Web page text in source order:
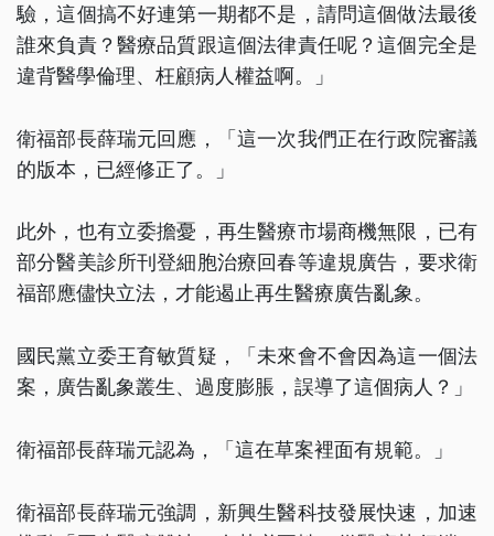
驗，這個搞不好連第一期都不是，請問這個做法最後
誰來負責？醫療品質跟這個法律責任呢？這個完全是
違背醫學倫理、枉顧病人權益啊。」
衛福部長薛瑞元回應，「這一次我們正在行政院審議
的版本，已經修正了。」
此外，也有立委擔憂，再生醫療市場商機無限，已有
部分醫美診所刊登細胞治療回春等違規廣告，要求衛
福部應儘快立法，才能遏止再生醫療廣告亂象。
國民黨立委王育敏質疑，「未來會不會因為這一個法
案，廣告亂象叢生、過度膨脹，誤導了這個病人？」
衛福部長薛瑞元認為，「這在草案裡面有規範。」
衛福部長薛瑞元強調，新興生醫科技發展快速，加速